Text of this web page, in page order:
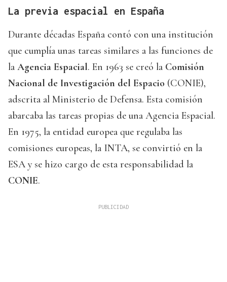
La previa espacial en España
Durante décadas España contó con una institución
que cumplía unas tareas similares a las funciones de
la Agencia Espacial. En 1963 se creó la Comisión
Nacional de Investigación del Espacio (CONIE),
adscrita al Ministerio de Defensa. Esta comisión
abarcaba las tareas propias de una Agencia Espacial.
En 1975, la entidad europea que regulaba las
comisiones europeas, la INTA, se convirtió en la
ESA y se hizo cargo de esta responsabilidad la
CONIE.